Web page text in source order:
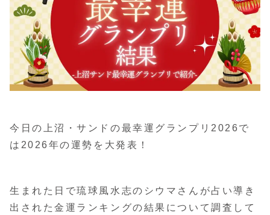
今日の上沼・サンドの最幸運グランプリ2026で
は2026年の運勢を大発表！
生まれた日で琉球風水志のシウマさんが占い導き
出された金運ランキングの結果について調査して